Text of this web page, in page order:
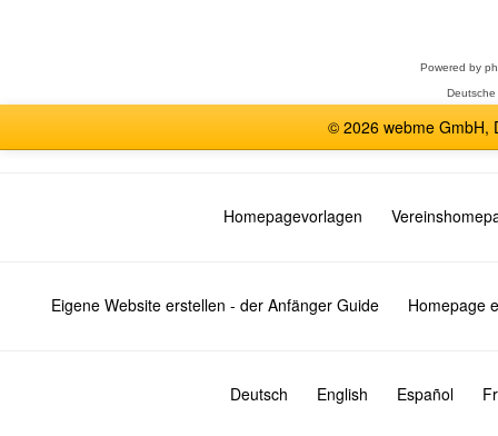
Powered by
© 2026 webme GmbH,
Homepagevorlagen
Eigene Website erstellen - der Anfänger Guide Homepage
Deutsch English Español